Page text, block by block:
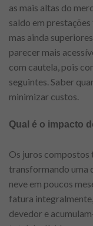
as mais altas do
saldo em
mas ainda
parecer mais
com cautela, pois
seguintes. Saber
minimizar custos.
Qual é o impacto
Os juros
transformando uma
neve em poucos
fatura
devedor e